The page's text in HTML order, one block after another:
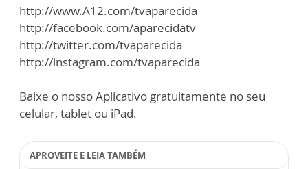
http://www.A12.com/tvaparecida
http://facebook.com/aparecidatv
http://twitter.com/tvaparecida
http://instagram.com/tvaparecida
Baixe o nosso Aplicativo gratuitamente no seu
celular, tablet ou iPad.
APROVEITE E LEIA TAMBÉM